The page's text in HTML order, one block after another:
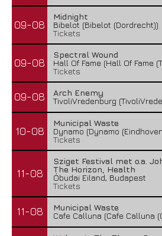
09-08
Midnight
Bibelot (Bibelot (Dordrecht))
Tickets
09-08
Spectral Wound
Hall Of Fame (Hall Of Fame
Tickets
09-08
Arch Enemy
TivoliVredenburg
10-08
Municipal Waste
Dynamo (Dynamo
Tickets
11-08
Sziget Festival met o.a.
The Horizon, Health
Óbudai Eiland, Budapest
Tickets
11-08
Municipal Waste
Cafe Calluna (Cafe Calluna